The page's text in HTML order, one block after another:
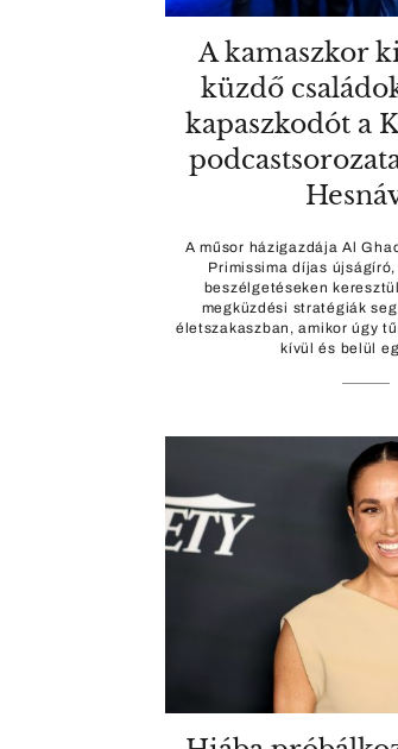
A kamaszkor
küzdő
kapaszkodót a
A műsor házigazdája Al
Primissima díjas
beszélgetéseken
megküzdési stratégiák
életszakaszban, amikor úgy
kívül és belül